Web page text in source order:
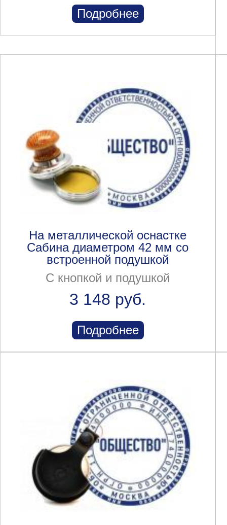
Подробнее
На металлической оснастке
Сабина диаметром 42 мм со
встроенной подушкой
С кнопкой и подушкой
3 148 руб.
Подробнее